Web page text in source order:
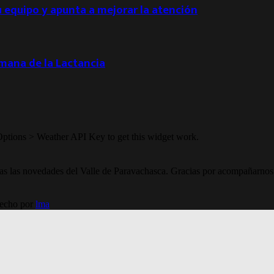
y apunta a mejorar la atención
de la Lactancia
> Weather API Key to get this widget work.
las novedades del Valle de Paravachasca. Gracias por
por lma